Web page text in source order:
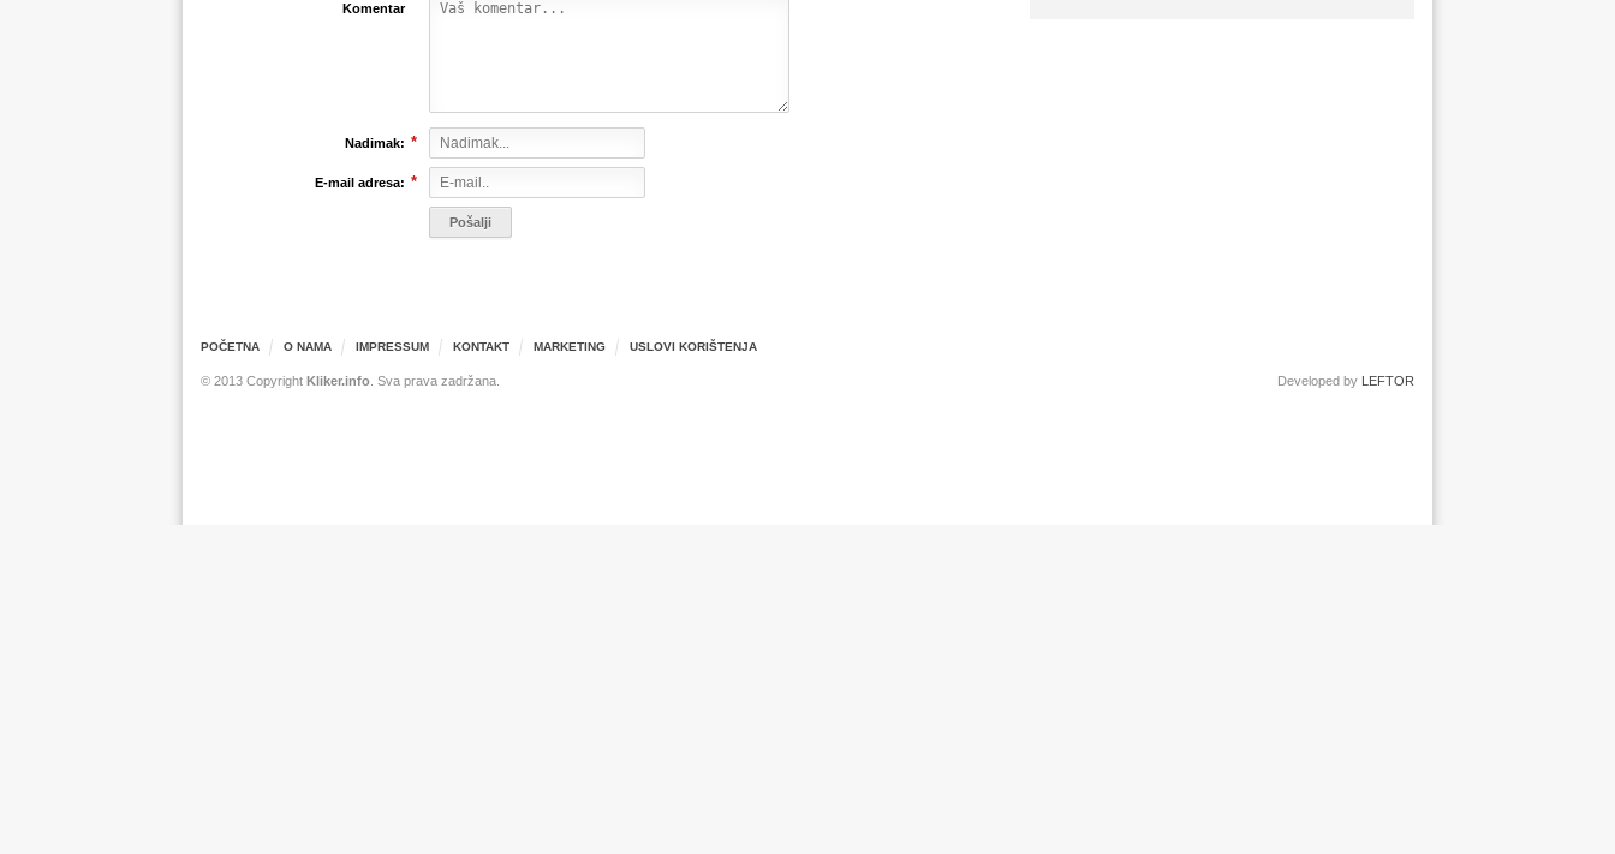
Komentar
Nadimak: *
E-mail adresa: *
POČETNA O NAMA IMPRESSUM KONTAKT MARKETING USLOVI KORIŠTENJA
© 2013 Copyright Kliker.info . Sva prava zadržana. Developed by LEFTOR